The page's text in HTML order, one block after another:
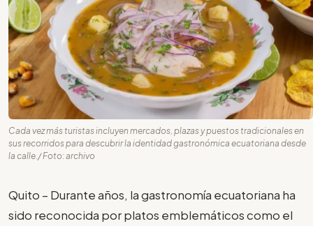
Cada vez más turistas incluyen mercados, plazas y puestos tradicionales en
sus recorridos para descubrir la identidad gastronómica ecuatoriana desde
la calle./ Foto: archivo
Quito – Durante años, la gastronomía ecuatoriana ha
sido reconocida por platos emblemáticos como el